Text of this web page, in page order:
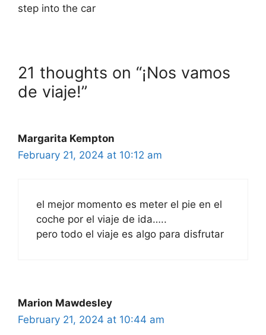
step into the car
21 thoughts on “¡Nos vamos
de viaje!”
Margarita Kempton
February 21, 2024 at 10:12 am
el mejor momento es meter el pie en el
coche por el viaje de ida…..
pero todo el viaje es algo para disfrutar
Marion Mawdesley
February 21, 2024 at 10:44 am